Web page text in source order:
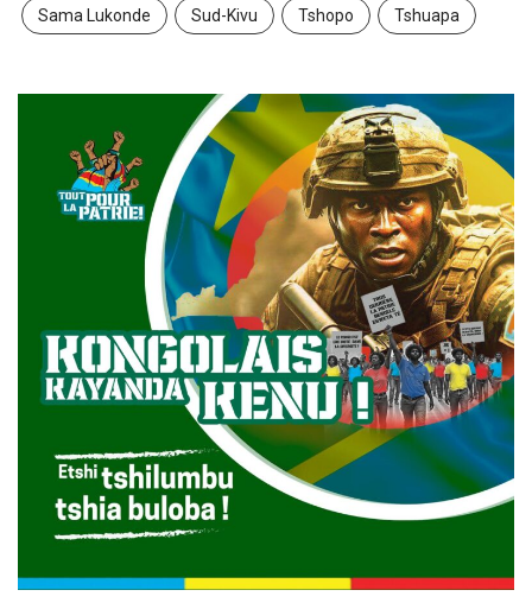
Sama Lukonde Sud-Kivu Tshopo Tshuapa